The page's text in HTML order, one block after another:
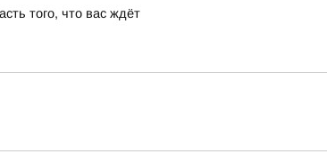
того, что вас ждёт